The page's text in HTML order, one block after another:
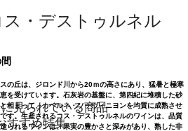
・デストゥルネル
の丘は、ジロンド川から20ｍの高さにあり、猛暑と極寒
を受けています。石灰岩の基盤に、第四紀に堆積した砂
相まって、カベルネ・ソーヴィニヨンを均質に成熟させ
す。生産されるコス・デストゥルネルのワインは、品質
られるワインは、果実の豊かさと深みがあり、熟した非
見られている商品
すすめ特集